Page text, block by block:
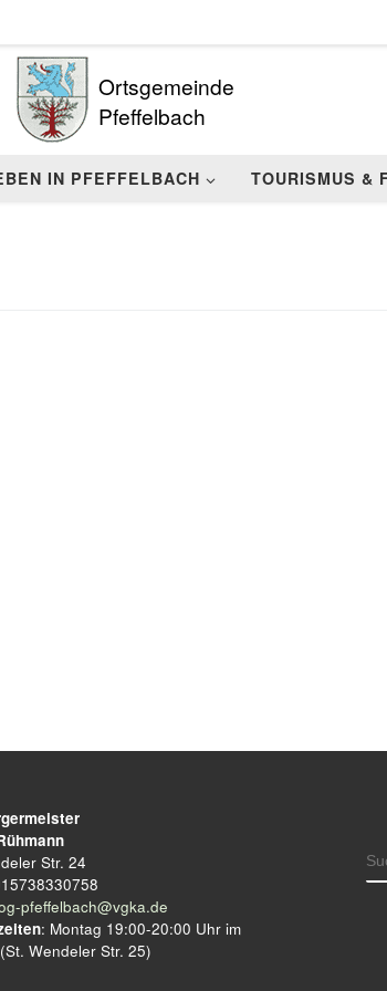
Ortsgemeinde
Pfeffelbach
IN PFEFFELBACH TOURISMUS &
Str. 24
pfeffelbach@vgka.de
: Montag 19:00-20:00 Uhr im
Wendeler Str. 25)